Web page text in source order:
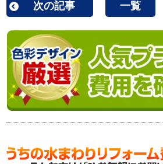
次の記事 一覧